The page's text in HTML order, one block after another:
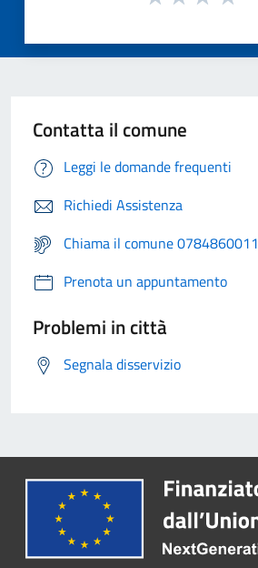
Contatta il comune
Leggi le domande frequenti
Richiedi Assistenza
Chiama il comune 0784860011
Prenota un appuntamento
Problemi in città
Segnala disservizio